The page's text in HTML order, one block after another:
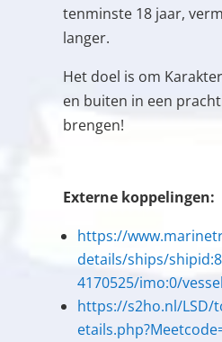
tenminste 18 jaar,
langer.
Het doel is om
en buiten in een
brengen!
Externe koppelingen:
https://
details/ships/
4170525/imo:0/
https://s2ho.nl/LSD/